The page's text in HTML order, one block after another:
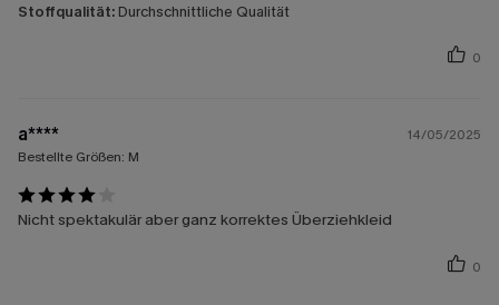
Stoffqualität: Durchschnittliche Qualität
0
a****
14/05/2025
Bestellte Größen: M
Nicht spektakulär aber ganz korrektes Überziehkleid
0